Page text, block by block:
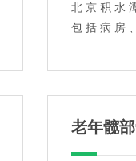
北 京 积 水
包 括 病 房